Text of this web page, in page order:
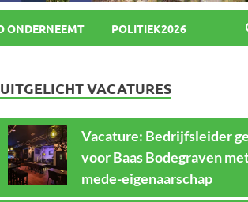
ONDERNEEMT POLITIEK2026
UITGELICHT VACATURES
Vacature: Bedrijfsleider
voor Baas Bodegraven
mede-eigenaarschap